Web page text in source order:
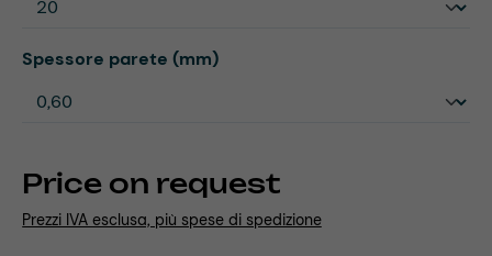
Price on request
Prezzi IVA esclusa, più spese di spedizione
Select
Spessore parete (mm)